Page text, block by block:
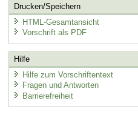
Drucken/Speichern
HTML-Gesamtansicht
Vorschrift als PDF
Hilfe
Hilfe zum Vorschriftentext
Fragen und Antworten
Barrierefreiheit